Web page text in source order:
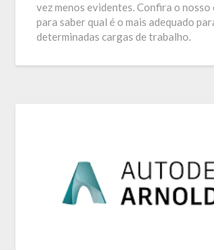
vez menos evidentes. Confira o nosso
para saber qual é o mais adequado
determinadas cargas de trabalho.